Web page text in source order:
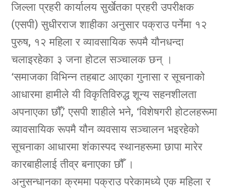
जिल्ला प्रहरी कार्यालय सुर्खेतका प्रहरी उपरीक्षक
(एसपी) सुधीरराज शाहीका अनुसार पक्राउ पर्नेमा १२
पुरुष, १२ महिला र व्यावसायिक रूपमै यौनधन्दा
चलाइरहेका ३ जना होटल सञ्चालक छन् ।
‘समाजका विभिन्न तहबाट आएका गुनासा र सूचनाको
आधारमा हामीले यी विकृतिविरुद्ध शून्य सहनशीलता
अपनाएका छौँ,’ एसपी शाहीले भने, ‘विशेषगरी होटलहरूमा
व्यावसायिक रूपमै यौन व्यवसाय सञ्चालन भइरहेको
सूचनाका आधारमा शंकास्पद स्थानहरूमा छापा मारेर
कारबाहीलाई तीव्र बनाएका छौँ ।
अनुसन्धानका क्रममा पक्राउ परेकामध्ये एक महिला र